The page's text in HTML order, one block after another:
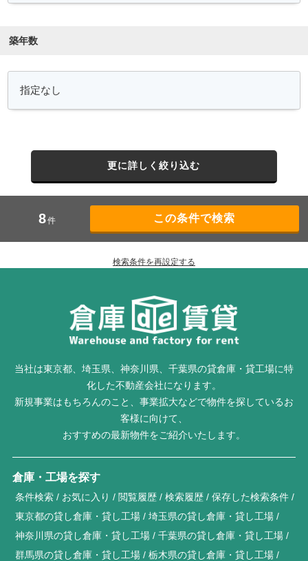
築年数
更に詳しく絞り込む
8件
検索条件を再設定する
当社は東京都、埼玉県、神奈川県、千葉県の貸倉庫・貸工場に特
化した不動産会社になります。
新規事業はもちろんのこと、事業拡大などで物件を探しているお
客様に向けて、
おすすめの最新物件をご紹介いたします。
倉庫・工場を探す
条件検索 お気に入り 閲覧履歴 検索履歴
保存した検索条件
東京都の貸し倉庫・貸し工場
埼玉県の貸し倉庫・貸し工場
神奈川県の貸し倉庫・貸し工場
千葉県の貸し倉庫・貸し工場
群馬県の貸し倉庫・貸し工場
栃木県の貸し倉庫・貸し工場